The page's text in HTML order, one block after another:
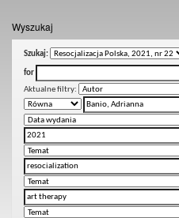
Wyszukaj
Szukaj:
for
Aktualne filtry: